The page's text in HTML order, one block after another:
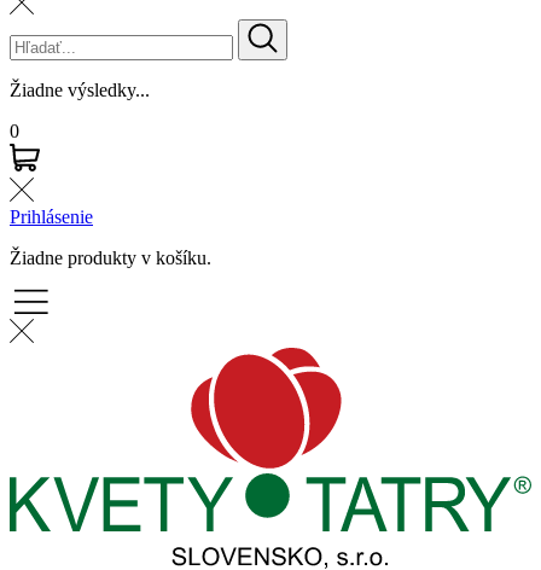
Žiadne výsledky...
0
Prihlásenie
Žiadne produkty v košíku.